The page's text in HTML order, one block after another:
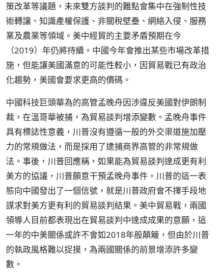
策改革等議題，未來雙方談判的難點會集中在強制性技
術轉讓、知識產權保護、非關稅壁壘、網絡入侵、服務
業及農業等領域。美中經貿的主要矛盾預期在今
（2019）年仍將持續。中國今年會推出某些市場改革措
施，但能讓美國滿意的可能性較小，因貿易戰已有政治
化趨勢，美國會要求更高的價碼。
中國科技巨頭華為的高管孟晚舟因涉違反美國對伊朗制
裁，在溫哥華被捕，為貿易談判增添變數。孟晚舟事件
具有標誌性意義，川普沒有遵循一般的外交渠道施加壓
力的常規做法，而是採用了逮捕商界高管的非常規做
法。事後，川普回應稱，如果能為貿易談判達成更有利
美方的協議，川普願意干預孟晚舟事件。川普的這一表
態向中國發出了一個信號，就是川普政府會不擇手段地
謀求對美方更有利的貿易談判結果。美中貿易戰，兩國
領導人目前都表現出在貿易談判中達成成果的意願，這
一年的中美關係或許不會如2018年般顛簸，但由於川普
的執政風格難以捉摸，為兩國關係的前景增添許多變
數。